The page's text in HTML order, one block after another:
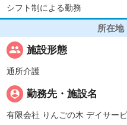
シフト制による勤務
所在地
people 施設形態
通所介護
person_pin 勤務先・施設名
有限会社 りんごの木 デイサー